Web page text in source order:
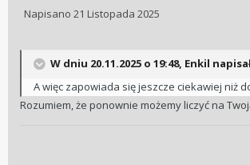
Napisano 21 Listopada 2025
W dniu 20.11.2025 o 19:48, Enkil
A więc zapowiada się jeszcze ciekawiej niż
Rozumiem, że ponownie możemy liczyć na